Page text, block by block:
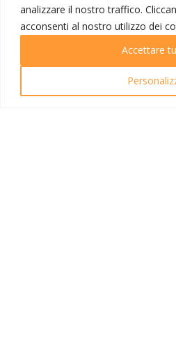
analizzare il nostro traffico.
acconsenti al nostro utilizzo dei
Accettare
I NOSTRI
Partenze
Emozioni di
Tutti i